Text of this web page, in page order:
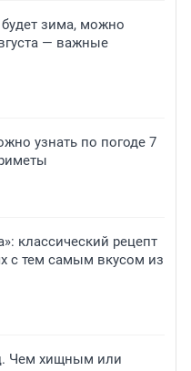
зима, можно
— важные
узнать по погоде 7
классический рецепт
с тем самым вкусом из
Чем хищным или